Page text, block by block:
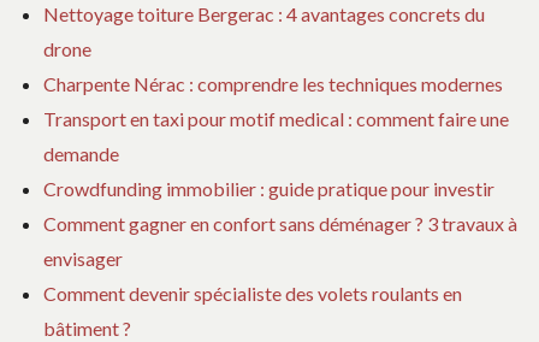
Nettoyage toiture Bergerac : 4 avantages concrets du
drone
Charpente Nérac : comprendre les techniques modernes
Transport en taxi pour motif medical : comment faire une
demande
Crowdfunding immobilier : guide pratique pour investir
Comment gagner en confort sans déménager ? 3 travaux à
envisager
Comment devenir spécialiste des volets roulants en
bâtiment ?